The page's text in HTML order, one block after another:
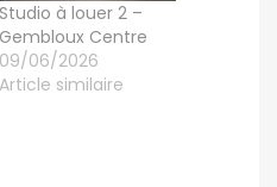
Studio à louer 2 –
Gembloux Centre
09/06/2026
Article similaire